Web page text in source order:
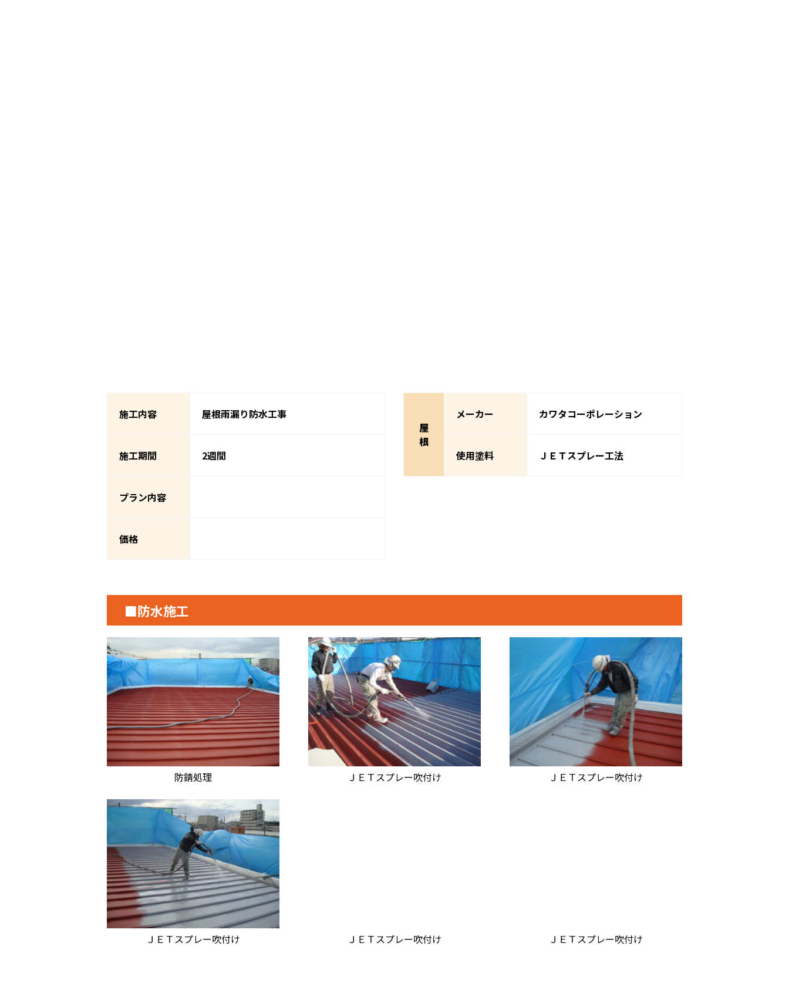
施工内容 屋根雨漏り防水工事
施工期間 2週間
プラン内容
価格
屋
根
メーカー カワタコーポレーション
使用塗料 ＪＥＴスプレー工法
■防水施工
防錆処理 ＪＥＴスプレー吹付け ＪＥＴスプレー吹付け
ＪＥＴスプレー吹付け ＪＥＴスプレー吹付け ＪＥＴスプレー吹付け